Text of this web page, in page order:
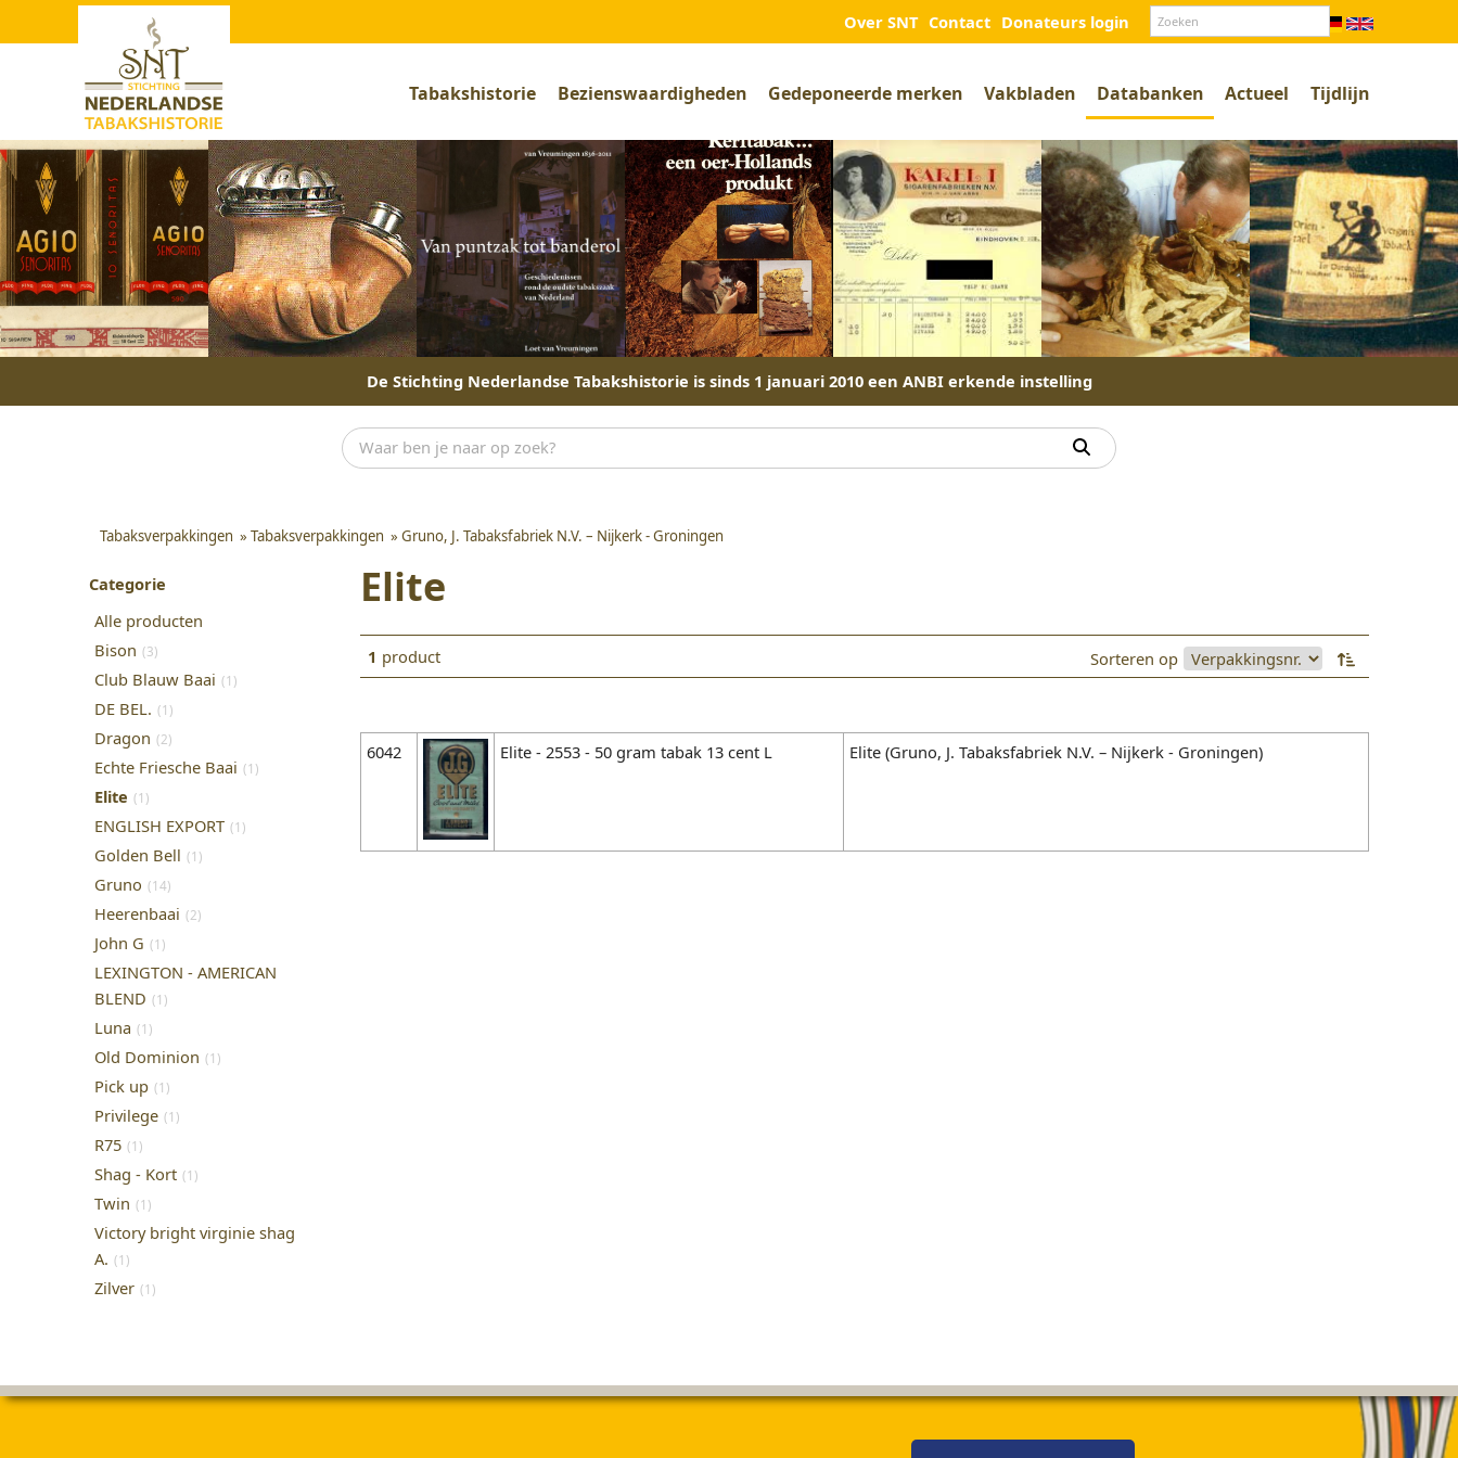
Over SNT Contact Donateurs login
Tabakshistorie Bezienswaardigheden Gedeponeerde merken Vakbladen Databanken Actueel Tijdlijn
De Stichting Nederlandse Tabakshistorie is sinds 1 januari 2010 een ANBI erkende instelling
Tabaksverpakkingen » Tabaksverpakkingen » Gruno, J. Tabaksfabriek N.V. – Nijkerk - Groningen
Categorie
Alle producten
Bison (3)
Club Blauw Baai (1)
DE BEL. (1)
Dragon (2)
Echte Friesche Baai (1)
Elite (1)
ENGLISH EXPORT (1)
Golden Bell (1)
Gruno (14)
Heerenbaai (2)
John G (1)
LEXINGTON - AMERICAN
BLEND (1)
Luna (1)
Old Dominion (1)
Pick up (1)
Privilege (1)
R75 (1)
Shag - Kort (1)
Twin (1)
Victory bright virginie shag
A. (1)
Zilver (1)
Elite
1 product Sorteren op
6042 Elite - 2553 - 50 gram tabak 13 cent L Elite (Gruno, J. Tabaksfabriek N.V. – Nijkerk - Groningen)